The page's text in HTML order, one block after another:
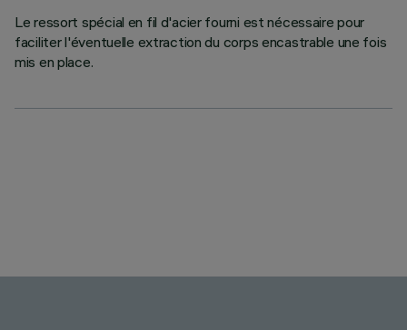
Le ressort spécial en fil d'acier fourni est nécessaire pour
faciliter l'éventuelle extraction du corps encastrable une fois
mis en place.